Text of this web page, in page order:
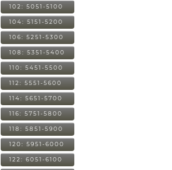
102: 5051-5100
104: 5151-5200
106: 5251-5300
108: 5351-5400
110: 5451-5500
112: 5551-5600
114: 5651-5700
116: 5751-5800
118: 5851-5900
120: 5951-6000
122: 6051-6100